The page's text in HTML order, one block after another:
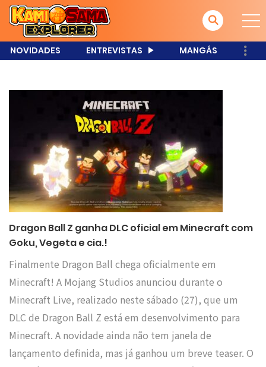
NOVIDADES ENTREVISTAS MANGÁS
Dragon Ball Z ganha DLC oficial em Minecraft com
Goku, Vegeta e cia.!
Finalmente Dragon Ball chega oficialmente em
Minecraft! A Mojang Studios anunciou durante o
Minecraft Live, realizado neste sábado (27), que um
DLC de Dragon Ball Z está em desenvolvimento para
Minecraft. A novidade ainda não tem janela de
lançamento definida, mas já ganhou um breve teaser. O